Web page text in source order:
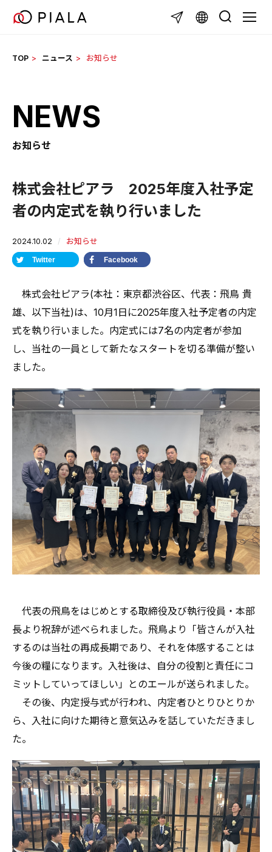
TOP ニュース お知らせ
NEWS
お知らせ
株式会社ピアラ 2025年度入社予定
者の内定式を執り行いました
2024.10.02 お知らせ
Twitter Facebook
株式会社ピアラ(本社：東京都渋谷区、代表：飛鳥 貴
雄、以下当社)は、10月1日に2025年度入社予定者の内定
式を執り行いました。内定式には7名の内定者が参加
し、当社の一員として新たなスタートを切る準備が整い
ました。
代表の飛鳥をはじめとする取締役及び執行役員・本部
長より祝辞が述べられました。飛鳥より「皆さんが入社
するのは当社の再成長期であり、それを体感することは
今後の糧になります。入社後は、自分の役割と責任にコ
ミットしていってほしい」とのエールが送られました。
その後、内定授与式が行われ、内定者ひとりひとりか
ら、入社に向けた期待と意気込みを話していただきまし
た。